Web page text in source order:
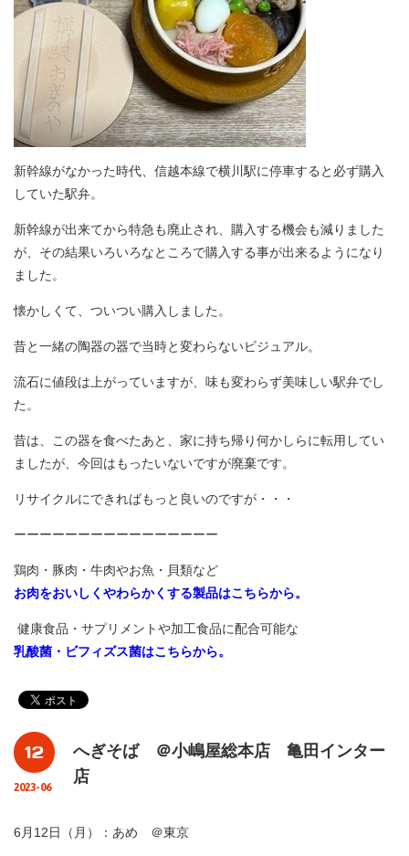
新幹線がなかった時代、信越本線で横川駅に停車すると必ず購入
していた駅弁。
新幹線が出来てから特急も廃止され、購入する機会も減りました
が、その結果いろいろなところで購入する事が出来るようになり
ました。
懐かしくて、ついつい購入しました。
昔と一緒の陶器の器で当時と変わらないビジュアル。
流石に値段は上がっていますが、味も変わらず美味しい駅弁でし
た。
昔は、この器を食べたあと、家に持ち帰り何かしらに転用してい
ましたが、今回はもったいないですが廃棄です。
リサイクルにできればもっと良いのですが・・・
ーーーーーーーーーーーーーーーー
鶏肉・豚肉・牛肉やお魚・貝類など
お肉をおいしくやわらかくする製品はこちらから。
健康食品・サプリメントや加工食品に配合可能な
乳酸菌・ビフィズス菌はこちらから。
12
2023-06
へぎそば ＠小嶋屋総本店 亀田インター
店
6月12日（月）：あめ ＠東京